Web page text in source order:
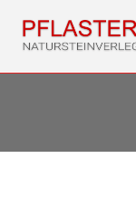
Inhalt
springen